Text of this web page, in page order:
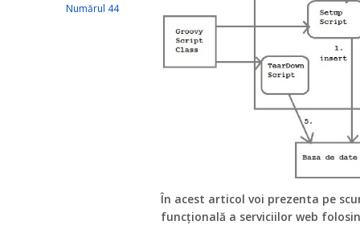
Numărul 44
În acest articol voi prezenta pe
funcţională a serviciilor web